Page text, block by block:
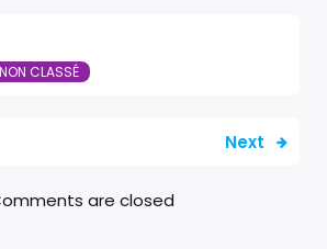
NON CLASSÉ
Next
are closed